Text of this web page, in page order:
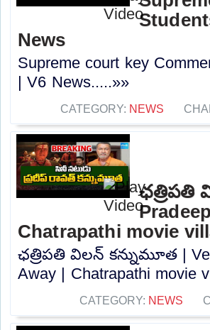
News
Supreme court key
| V6 News.....»»
CATEGORY: NEWS
ఛత్రిపతి
Chatrapathi movie
ఛత్రిపతి విలన్ కన్నుమూత |
Away | Chatrapathi movie
CATEGORY: NEWS